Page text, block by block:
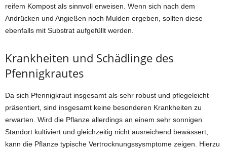
reifem Kompost als sinnvoll erweisen. Wenn sich nach dem
Andrücken und Angießen noch Mulden ergeben, sollten diese
ebenfalls mit Substrat aufgefüllt werden.
Krankheiten und Schädlinge des
Pfennigkrautes
Da sich Pfennigkraut insgesamt als sehr robust und pflegeleicht
präsentiert, sind insgesamt keine besonderen Krankheiten zu
erwarten. Wird die Pflanze allerdings an einem sehr sonnigen
Standort kultiviert und gleichzeitig nicht ausreichend bewässert,
kann die Pflanze typische Vertrocknungssysmptome zeigen. Hierzu